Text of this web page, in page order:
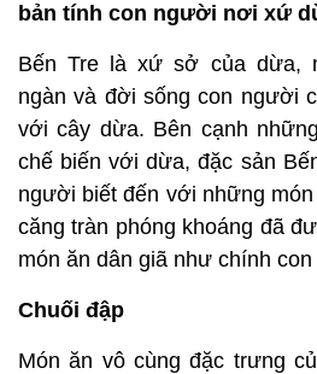
bản tính con người nơi xứ
Bến Tre là xứ sở của dừa,
ngàn và đời sống con người
với cây dừa. Bên cạnh
chế biến với dừa, đặc sản
người biết đến với những
căng tràn phóng khoáng đã
món ăn dân giã như chính
Chuối đập
Món ăn vô cùng đặc trưng